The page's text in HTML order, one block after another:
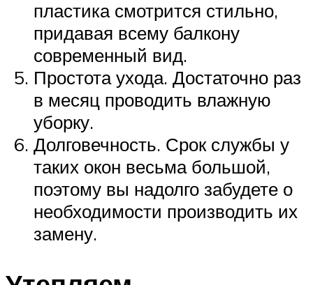
пластика смотрится стильно,
придавая всему балкону
современный вид.
Простота ухода. Достаточно раз
в месяц проводить влажную
уборку.
Долговечность. Срок службы у
таких окон весьма большой,
поэтому вы надолго забудете о
необходимости производить их
замену.